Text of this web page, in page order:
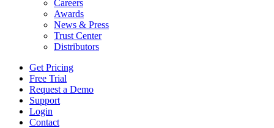
Careers
Awards
News & Press
Trust Center
Distributors
Get Pricing
Free Trial
Request a Demo
Support
Login
Contact